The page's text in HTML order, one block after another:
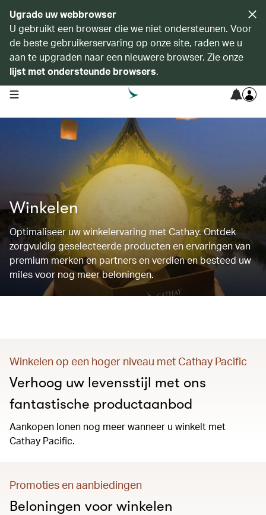
Ugrade uw webbrowser
U gebruikt een browser die we niet ondersteunen. Voor
de beste gebruikerservaring op onze site, raden we u
aan te upgraden naar een nieuwere browser. Zie onze
lijst met ondersteunde browsers.
open navigation menu
Winkelen
Optimaliseer uw winkelervaring met Cathay. Ontdek
zorgvuldig geselecteerde producten en ervaringen van
premium merken en partners en verdien en besteed uw
miles voor nog meer beloningen.
Winkelen op een hoger niveau met Cathay Pacific
Verhoog uw levensstijl met ons
fantastische productaanbod
Aankopen lonen nog meer wanneer u winkelt met
Cathay Pacific.
Promoties en aanbiedingen
Beloningen voor winkelen